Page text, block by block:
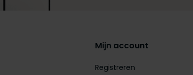
Mijn account
Registreren